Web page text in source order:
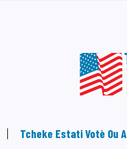
Tcheke Estati Votè Ou A